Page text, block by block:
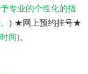
专业的个性化的指
) ★网上预约挂号★
间)。